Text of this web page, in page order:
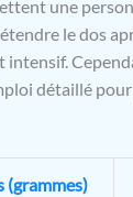
une
le dos
intensif.
détaillé
(grammes)